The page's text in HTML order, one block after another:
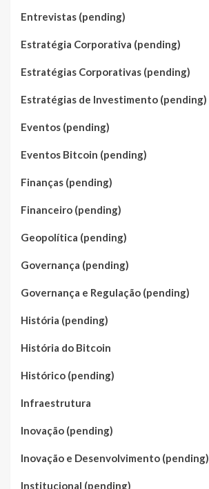
Entrevistas (pending)
Estratégia Corporativa (pending)
Estratégias Corporativas (pending)
Estratégias de Investimento (pending)
Eventos (pending)
Eventos Bitcoin (pending)
Finanças (pending)
Financeiro (pending)
Geopolítica (pending)
Governança (pending)
Governança e Regulação (pending)
História (pending)
História do Bitcoin
Histórico (pending)
Infraestrutura
Inovação (pending)
Inovação e Desenvolvimento (pending)
Institucional (pending)